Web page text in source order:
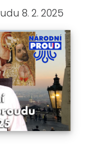
8. 2. 2025